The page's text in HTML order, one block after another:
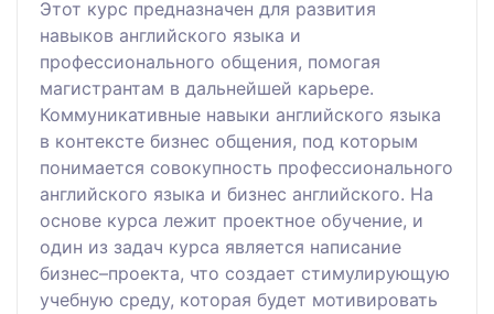
Этот курс предназначен для развития
навыков английского языка и
профессионального общения, помогая
магистрантам в дальнейшей карьере.
Коммуникативные навыки английского языка
в контексте бизнес общения, под которым
понимается совокупность профессионального
английского языка и бизнес английского. На
основе курса лежит проектное обучение, и
один из задач курса является написание
бизнес–проекта, что создает стимулирующую
учебную среду, которая будет мотивировать